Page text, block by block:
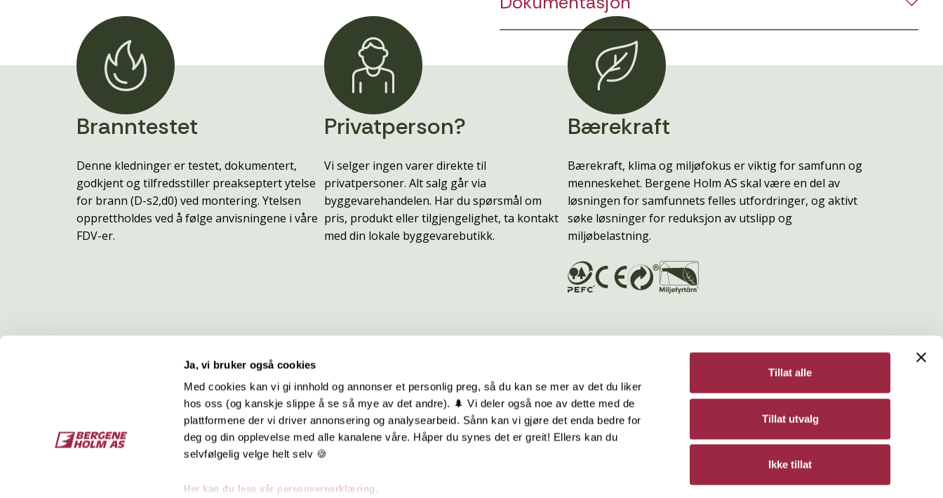
Ja, vi bruker også cookies
Med cookies kan vi gi innhold og annonser et personlig preg, så du kan se mer av det du liker
hos oss (og kanskje slippe å se så mye av det andre). 🌲 Vi deler også noe av dette med de
plattformene der vi driver annonsering og analysearbeid. Sånn kan vi gjøre det enda bedre for
deg og din opplevelse med alle kanalene våre. Håper du synes det er greit! Ellers kan du
selvfølgelig velge helt selv 🍪
Her kan du lese vår personvernerklæring.
Tillat alle
Tillat utvalg
Ikke tillat
Branntestet
Denne kledninger er testet, dokumentert,
godkjent og tilfredsstiller preakseptert ytelse
for brann (D-s2,d0) ved montering. Ytelsen
opprettholdes ved å følge anvisningene i våre
FDV-er.
Privatperson?
Vi selger ingen varer direkte til
privatpersoner. Alt salg går via
byggevarehandelen. Har du spørsmål om
pris, produkt eller tilgjengelighet, ta kontakt
med din lokale byggevarebutikk.
Bærekraft
Bærekraft, klima og miljøfokus er viktig for samfunn og
menneskehet. Bergene Holm AS skal være en del av
løsningen for samfunnets felles utfordringer, og aktivt
søke løsninger for reduksjon av utslipp og
miljøbelastning.
Bergene Holm AS
ordre@bergeneholm.no
Om oss
Jobbe hos oss
Hurtiglenker Bergene Holm